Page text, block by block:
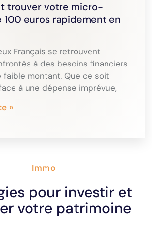
trouver votre micro-
euros rapidement en
Français se retrouvent
à des besoins financiers
faible montant. Que ce soit
à une dépense imprévue,
»
Immo
pour investir et
votre patrimoine